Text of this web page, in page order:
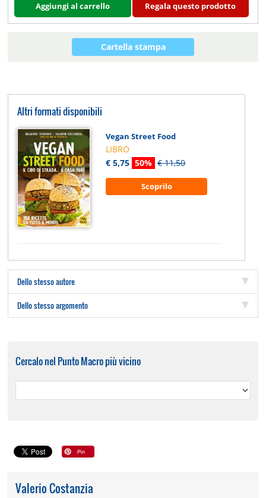
Aggiungi al carrello Regala questo prodotto
Cartella stampa
Altri formati disponibili
Vegan Street Food
LIBRO
€ 5,75 50% € 11,50
Scoprilo
Dello stesso autore
Dello stesso argomento
Cercalo nel Punto Macro più vicino
Valerio Costanzia